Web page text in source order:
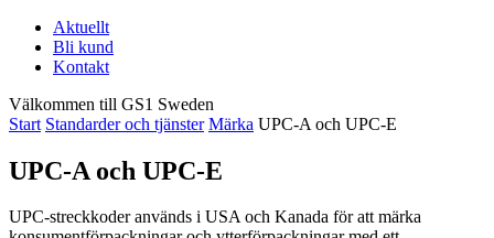
Aktuellt
Bli kund
Kontakt
Välkommen till GS1 Sweden
Start Standarder och tjänster Märka UPC-A och UPC-E
UPC-A och UPC-E
UPC-streckkoder används i USA och Kanada för att märka